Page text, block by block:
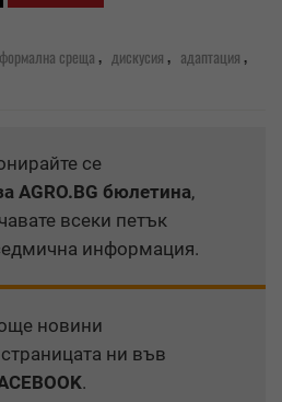
среща, дискусия, адаптация,
се
AGRO.BG бюлетина,
всеки петък
информация.
новини
ни във
.